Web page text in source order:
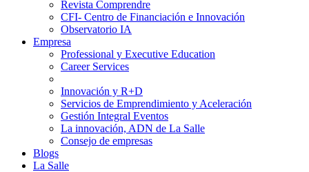
Revista Comprendre
CFI- Centro de Financiación e Innovación
Observatorio IA
Empresa
Professional y Executive Education
Career Services
Innovación y R+D
Servicios de Emprendimiento y Aceleración
Gestión Integral Eventos
La innovación, ADN de La Salle
Consejo de empresas
Blogs
La Salle